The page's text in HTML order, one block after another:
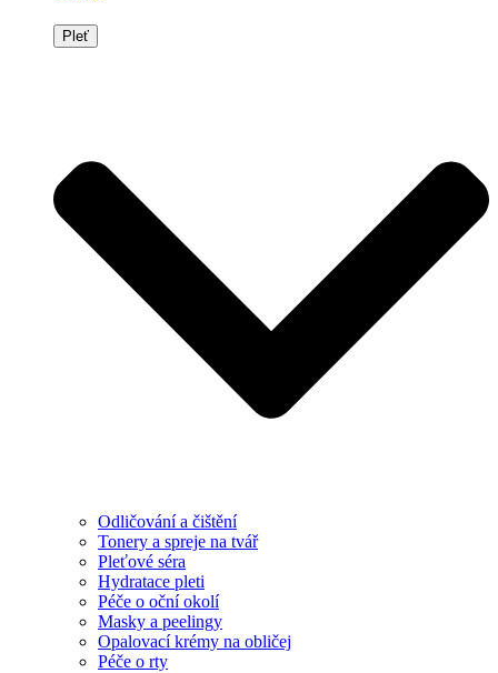
Pleť
Odličování a čištění
Tonery a spreje na tvář
Pleťové séra
Hydratace pleti
Péče o oční okolí
Masky a peelingy
Opalovací krémy na obličej
Péče o rty